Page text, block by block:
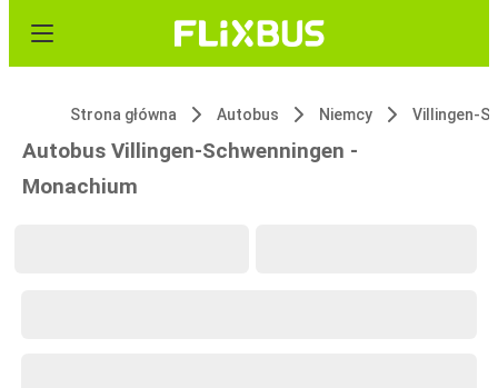
Strona główna Autobus Niemcy
Autobus Villingen-Schwenningen -
Monachium